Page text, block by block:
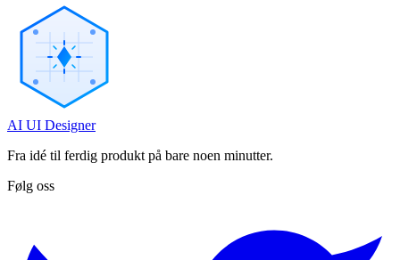
AI UI Designer
Fra idé til ferdig produkt på bare noen minutter.
Følg oss